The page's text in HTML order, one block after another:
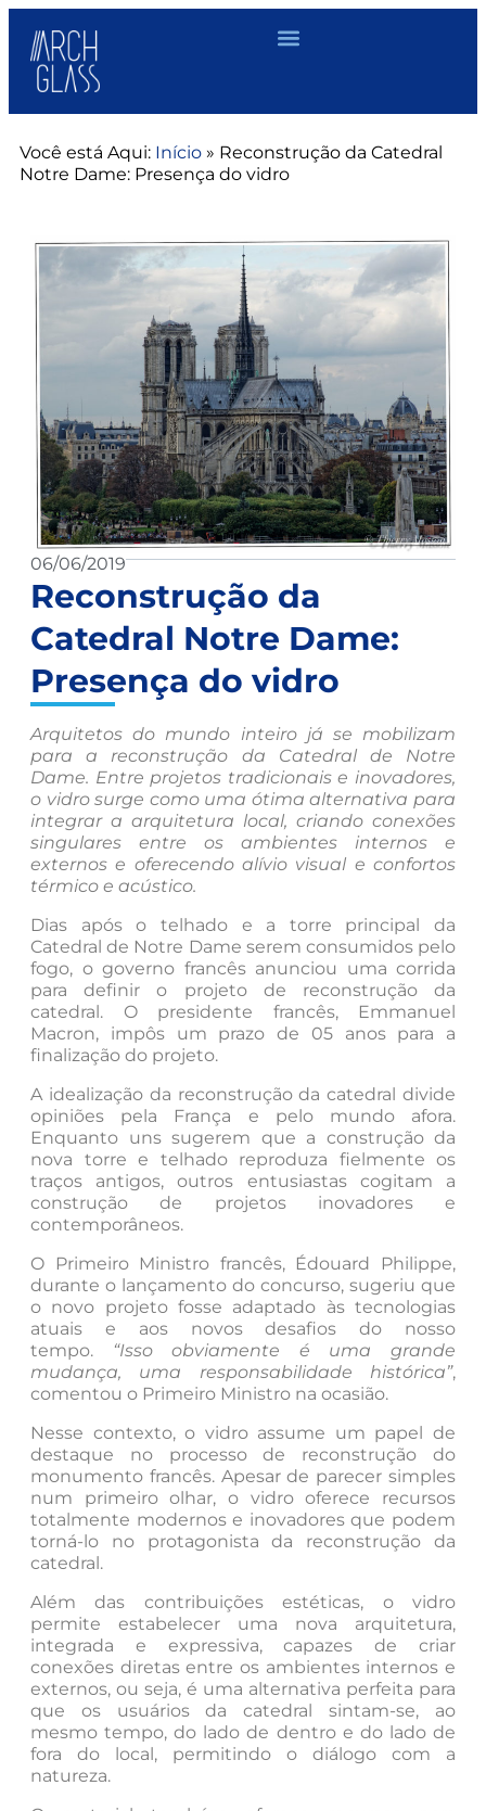
Você está Aqui: Início » Reconstrução da Catedral
Notre Dame: Presença do vidro
06/06/2019
Reconstrução da
Catedral Notre Dame:
Presença do vidro
Arquitetos do mundo inteiro já se mobilizam
para a reconstrução da Catedral de Notre
Dame. Entre projetos tradicionais e inovadores,
o vidro surge como uma ótima alternativa para
integrar a arquitetura local, criando conexões
singulares entre os ambientes internos e
externos e oferecendo alívio visual e confortos
térmico e acústico.
Dias após o telhado e a torre principal da
Catedral de Notre Dame serem consumidos pelo
fogo, o governo francês anunciou uma corrida
para definir o projeto de reconstrução da
catedral. O presidente francês, Emmanuel
Macron, impôs um prazo de 05 anos para a
finalização do projeto.
A idealização da reconstrução da catedral divide
opiniões pela França e pelo mundo afora.
Enquanto uns sugerem que a construção da
nova torre e telhado reproduza fielmente os
traços antigos, outros entusiastas cogitam a
construção de projetos inovadores e
contemporâneos.
O Primeiro Ministro francês, Édouard Philippe,
durante o lançamento do concurso, sugeriu que
o novo projeto fosse adaptado às tecnologias
atuais e aos novos desafios do nosso
tempo.
“Isso obviamente é uma grande
mudança, uma responsabilidade histórica”,
comentou o Primeiro Ministro na ocasião.
Nesse contexto, o vidro assume um papel de
destaque no processo de reconstrução do
monumento francês. Apesar de parecer simples
num primeiro olhar, o vidro oferece recursos
totalmente modernos e inovadores que podem
torná-lo no protagonista da reconstrução da
catedral.
Além das contribuições estéticas, o vidro
permite estabelecer uma nova arquitetura,
integrada e expressiva, capazes de criar
conexões diretas entre os ambientes internos e
externos, ou seja, é uma alternativa perfeita para
que os usuários da catedral sintam-se, ao
mesmo tempo, do lado de dentro e do lado de
fora do local, permitindo o diálogo com a
natureza.